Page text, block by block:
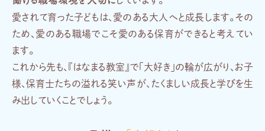
愛されて育った子どもは、愛のある大人へと成長します。その
ため、愛のある職場でこそ愛のある保育ができると考えてい
ます。
これから先も、『はなまる教室』で「大好き」の輪が広がり、お子
様、保育士たちの溢れる笑い声が、たくましい成長と学びを生
み出していくことでしょう。